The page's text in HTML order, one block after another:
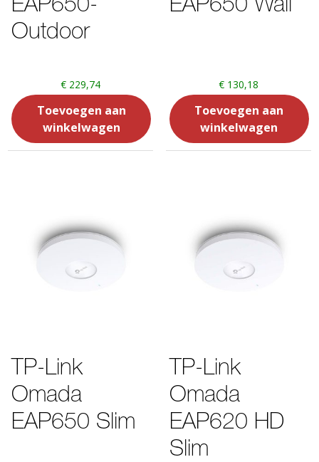
Outdoor
€ 229,74
Toevoegen aan
winkelwagen
€130,18
Toevoegen aan
winkelwagen
TP-Link
Omada
EAP650 Slim
TP-Link
Omada
EAP620 HD
Slim